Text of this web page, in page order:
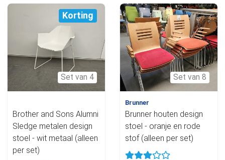
Korting
Set van 4
Brother and Sons Alumni
Sledge metalen design
stoel - wit metaal (alleen
per set)
Set van 8
Brunner
Brunner houten design
stoel - oranje en rode
stof (alleen per set)